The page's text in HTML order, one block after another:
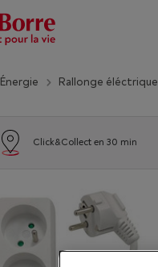
Énergie Rallonge
Click&Collect en 30 min